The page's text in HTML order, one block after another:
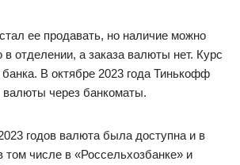
ее продавать, но наличие можно
в отделении, а заказа валюты нет. Курс
банка. В октябре 2023 года Тинькофф
валюты через банкоматы.
годов валюта была доступна и в
том числе в «Россельхозбанке» и